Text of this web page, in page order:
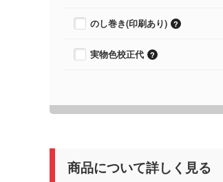
のし巻き(印刷あり)
実物色校正代
商品について詳しく見る